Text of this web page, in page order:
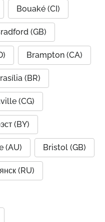
Bouaké (CI)
(GB)
Brampton (CA)
(BR)
(CG)
(BY)
(AU) Bristol (GB)
(RU)